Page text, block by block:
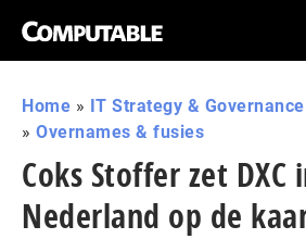
Home » IT Strategy & Governance
» Overnames & fusies
Coks Stoffer zet DXC
Nederland op de